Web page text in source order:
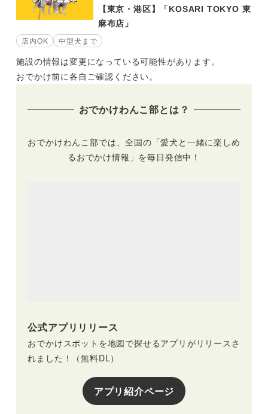
【東京・港区】「KOSARI TOKYO 東
麻布店」
店内OK 中型犬まで
施設の情報は変更になっている可能性があります。
おでかけ前に各自ご確認ください。
おでかけわんこ部とは？
おでかけわんこ部では、全国の「愛犬と一緒に楽しめ
るおでかけ情報」を毎日発信中！
公式アプリリリース
おでかけスポットを地図で探せるアプリがリリースさ
れました！（無料DL）
アプリ紹介ページ